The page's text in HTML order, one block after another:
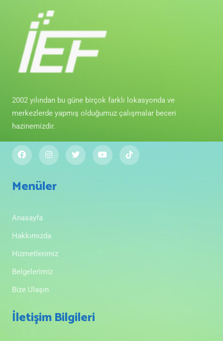
2002 yılından bu güne birçok farklı lokasyonda ve
merkezlerde yapmış olduğumuz çalışmalar beceri
hazinemizdir.
Menüler
Anasayfa
Hakkımızda
Hizmetlerimiz
Belgelerimiz
Bize Ulaşın
İletişim Bilgileri